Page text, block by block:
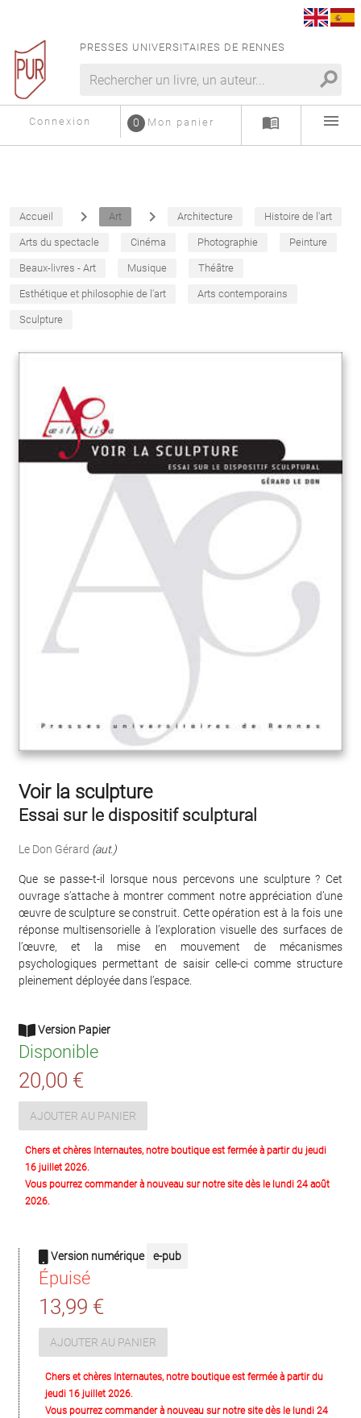
PRESSES UNIVERSITAIRES DE RENNES
search
Connexion Mon panier
0 menu_book menu
Accueil navigate_next Art navigate_next Architecture Histoire de l'art
Arts du spectacle Cinéma Photographie Peinture
Beaux-livres - Art Musique Théâtre
Esthétique et philosophie de l'art Arts contemporains
Sculpture
Voir la sculpture
Essai sur le dispositif sculptural
Le Don Gérard (aut.)
Que se passe-t-il lorsque nous percevons une sculpture ? Cet
ouvrage s’attache à montrer comment notre appréciation d’une
œuvre de sculpture se construit. Cette opération est à la fois une
réponse multisensorielle à l’exploration visuelle des surfaces de
l’œuvre, et la mise en mouvement de mécanismes
psychologiques permettant de saisir celle-ci comme structure
pleinement déployée dans l’espace.
Version Papier
Disponible
20,00 €
AJOUTER AU PANIER
Chers et chères Internautes, notre boutique est fermée à partir du jeudi
16 juillet 2026.
Vous pourrez commander à nouveau sur notre site dès le lundi 24 août
2026.
Version numérique e-pub
Épuisé
13,99 €
AJOUTER AU PANIER
Chers et chères Internautes, notre boutique est fermée à partir du
jeudi 16 juillet 2026.
Vous pourrez commander à nouveau sur notre site dès le lundi 24